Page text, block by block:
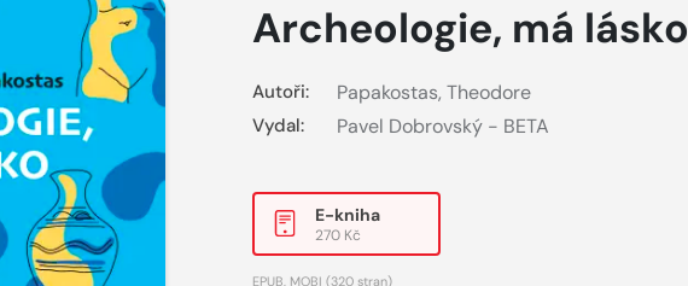
Archeologie, má lásko
Autoři: Papakostas, Theodore
Vydal: Pavel Dobrovský - BETA
E-kniha
270 Kč
EPUB MOBI (320 stran)